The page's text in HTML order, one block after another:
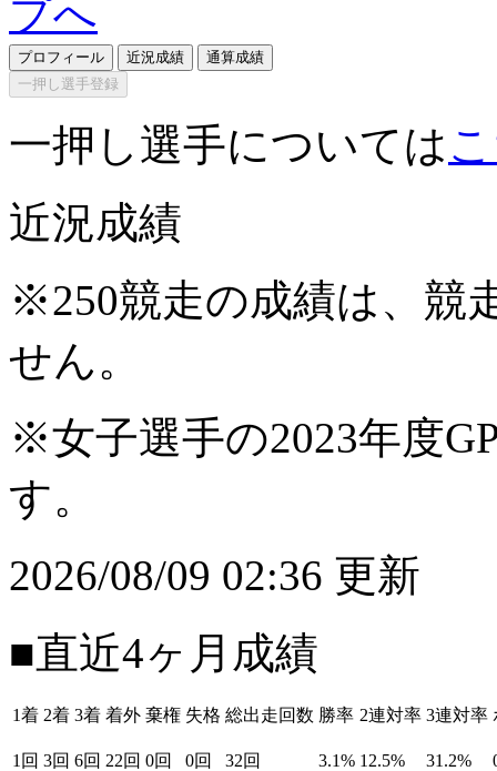
プロフィール 近況成績
通算成績
一押し選手登録
一押し選手については
近況成績
※250競走の成績は、競
せん。
※女子選手の2023年度
す。
2026/08/09 02:36 更新
■直近4ヶ月成績
1着 2着 3着 着外 棄権 失格 総出走回数 勝率 2連対率 3連対率
1回 3回 6回 22回 0回 0回 32回 3.1% 12.5% 31.2%